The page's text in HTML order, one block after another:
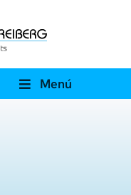
Menú